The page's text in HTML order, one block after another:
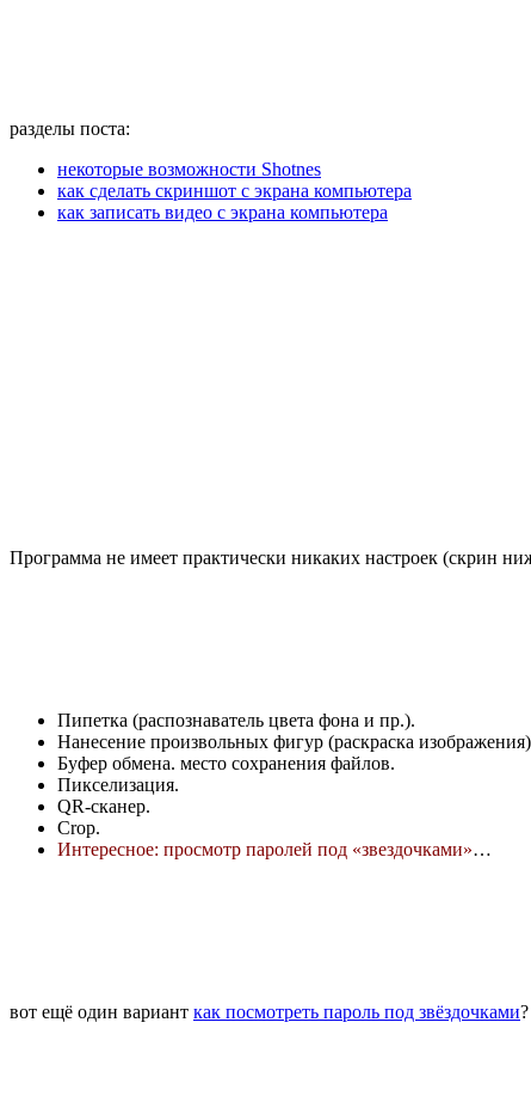
разделы поста:
некоторые возможности Shotnes
как сделать скриншот с экрана компьютера
как записать видео с экрана компьютера
Программа не имеет практически никаких настроек (скрин
Пипетка (распознаватель цвета фона и пр.).
Нанесение произвольных фигур (раскраска
Буфер обмена. место сохранения файлов.
Пикселизация.
QR-сканер.
Crop.
Интересное: просмотр паролей под «звездочками»…
вот ещё один вариант как посмотреть пароль под звёздочками